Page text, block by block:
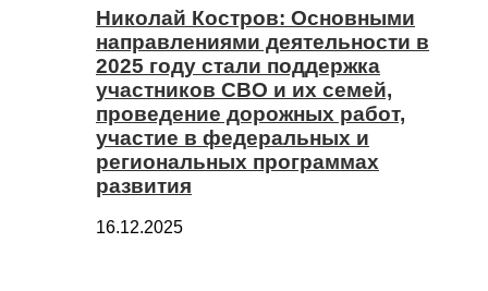
Николай Костров: Основными
направлениями деятельности в
2025 году стали поддержка
участников СВО и их семей,
проведение дорожных работ,
участие в федеральных и
региональных программах
развития
16.12.2025